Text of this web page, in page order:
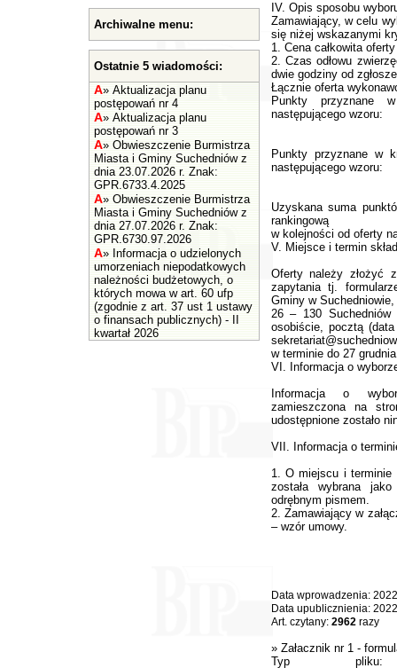
Archiwalne menu:
Ostatnie 5 wiadomości:
A» Aktualizacja planu
postępowań nr 4
A» Aktualizacja planu
postępowań nr 3
A» Obwieszczenie Burmistrza
Miasta i Gminy Suchedniów z
dnia 23.07.2026 r. Znak:
GPR.6733.4.2025
A» Obwieszczenie Burmistrza
Miasta i Gminy Suchedniów z
dnia 27.07.2026 r. Znak:
GPR.6730.97.2026
A» Informacja o udzielonych
umorzeniach niepodatkowych
należności budżetowych, o
których mowa w art. 60 ufp
(zgodnie z art. 37 ust 1 ustawy
o finansach publicznych) - II
kwartał 2026
IV. Opis sposobu
Zamawiający, w celu
się niżej wskazanymi
1. Cena całkowita
2. Czas odłowu
dwie godziny od
Łącznie oferta
Punkty przyznane
następującego wzoru:
Punkty przyznane w
następującego wzoru:
Uzyskana suma
rankingową
w kolejności od oferty
V. Miejsce i termin
Oferty należy złożyć
zapytania tj.
Gminy w Suchedniowie,
26 – 130
osobiście, pocztą
w terminie do 27
VI. Informacja o
Informacja o
zamieszczona na
udostępnione zostało
VII. Informacja o
1. O miejscu i terminie
została wybrana
odrębnym pismem.
2. Zamawiający w
– wzór umowy.
Data wprowadzenia:
Data upublicznienia:
Art. czytany: 2962razy
» Załacznik nr 1 -
Typ